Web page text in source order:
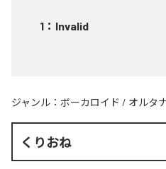
1 ： Invalid
ジャンル： ボーカロイド / オルタ
くりおね